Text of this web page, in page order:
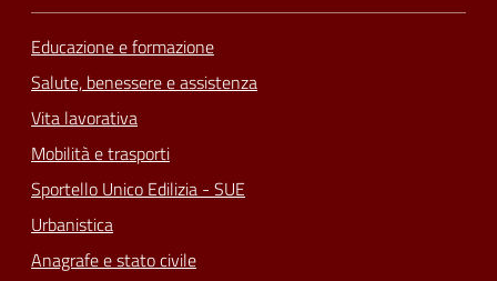
Educazione e formazione
Salute, benessere e assistenza
Vita lavorativa
Mobilità e trasporti
Sportello Unico Edilizia - SUE
Urbanistica
Anagrafe e stato civile